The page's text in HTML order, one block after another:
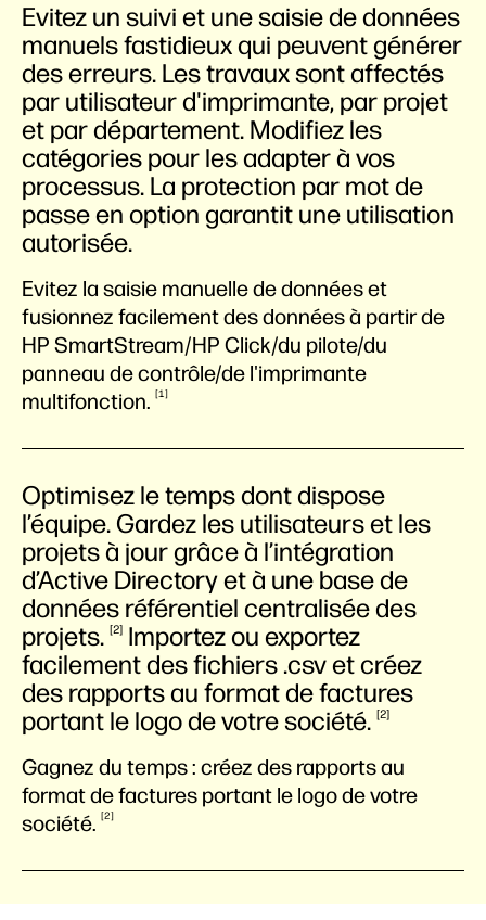
Evitez un suivi et une saisie de données
manuels fastidieux qui peuvent générer
des erreurs. Les travaux sont affectés
par utilisateur d'imprimante, par projet
et par département. Modifiez les
catégories pour les adapter à vos
processus. La protection par mot de
passe en option garantit une utilisation
autorisée.
Evitez la saisie manuelle de données et
fusionnez facilement des données à partir de
HP SmartStream/HP Click/du pilote/du
panneau de contrôle/de l'imprimante
multifonction.
1
Optimisez le temps dont dispose
l’équipe. Gardez les utilisateurs et les
projets à jour grâce à l’intégration
d’Active Directory et à une base de
données référentiel centralisée des
projets.
2
Importez ou exportez
facilement des fichiers .csv et créez
des rapports au format de factures
portant le logo de votresociété. 2
Gagnez du temps : créez des rapports au
format de factures portant le logo de votre
société.
2